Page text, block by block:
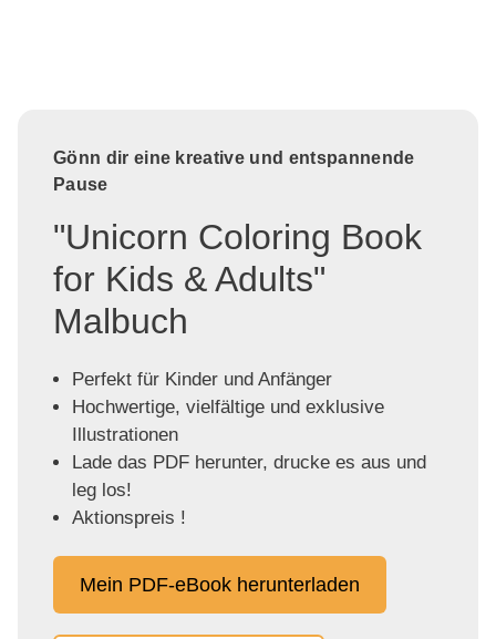
Gönn dir eine kreative und entspannende
Pause
"Unicorn Coloring Book
for Kids & Adults"
Malbuch
Perfekt für Kinder und Anfänger
Hochwertige, vielfältige und exklusive
Illustrationen
Lade das PDF herunter, drucke es aus und
leg los!
Aktionspreis !
Mein PDF-eBook herunterladen